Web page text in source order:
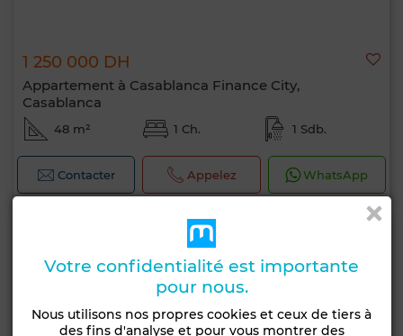
1 250 000 DH
Appartement à Casablanca Finance City,
Casablanca
48 m² 1 Ch. 1 Sdb.
Contacter Appelez WhatsApp
Votre confidentialité est importante
pour nous.
Nous utilisons nos propres cookies et ceux de tiers à
des fins d'analyse et pour vous montrer des